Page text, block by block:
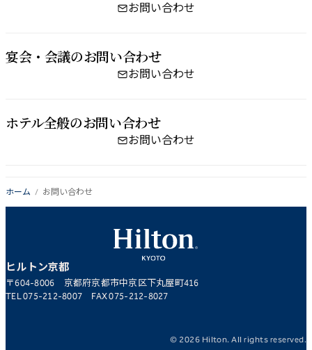
お問い合わせ
宴会・会議の​お問い​合わせ
お問い合わせ
ホテル全般の​お問い​合わせ
お問い合わせ
ホーム お問い合わせ
ヒルトン京都
〒604-8006 京都府京都市中京区下丸屋町416
TEL075-212-8007 FAX 075-212-8027
© 2026 Hilton. All rights reserved.